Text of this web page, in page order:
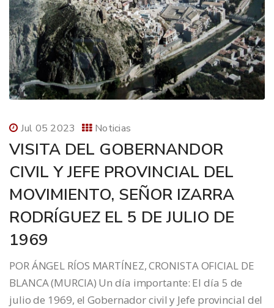
Jul 05 2023 Noticias
VISITA DEL GOBERNANDOR
CIVIL Y JEFE PROVINCIAL DEL
MOVIMIENTO, SEÑOR IZARRA
RODRÍGUEZ EL 5 DE JULIO DE
1969
POR ÁNGEL RÍOS MARTÍNEZ, CRONISTA OFICIAL DE
BLANCA (MURCIA) Un día importante: El día 5 de
julio de 1969, el Gobernador civil y Jefe provincial del